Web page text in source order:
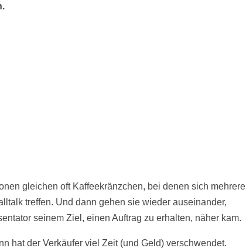
gleichen oft Kaffeekränzchen, bei denen sich mehrere
treffen. Und dann gehen sie wieder auseinander,
seinem Ziel, einen Auftrag zu erhalten, näher kam.
hat der Verkäufer viel Zeit (und Geld) verschwendet.